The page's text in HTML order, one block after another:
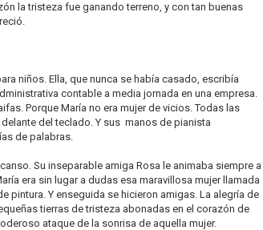
la tristeza fue ganando terreno, y con tan buenas
niños. Ella, que nunca se había casado, escribía
contable a media jornada en una empresa.
Porque María no era mujer de vicios. Todas las
del teclado. Y sus manos de pianista
de palabras.
Su inseparable amiga Rosa le animaba siempre a
era sin lugar a dudas esa maravillosa mujer llamada
pintura. Y enseguida se hicieron amigas. La alegría de
tierras de tristeza abonadas en el corazón de
ataque de la sonrisa de aquella mujer.